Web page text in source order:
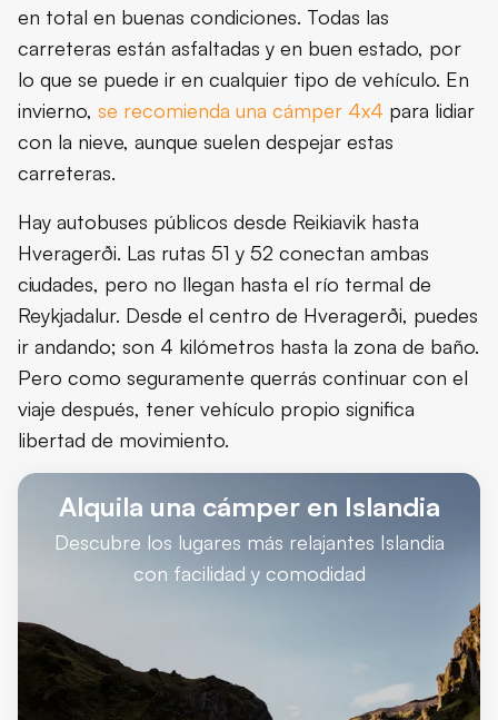
en total en buenas condiciones. Todas las
carreteras están asfaltadas y en buen estado, por
lo que se puede ir en cualquier tipo de vehículo. En
invierno, se recomienda una cámper 4x4 para lidiar
con la nieve, aunque suelen despejar estas
carreteras.
Hay autobuses públicos desde Reikiavik hasta
Hveragerði. Las rutas 51 y 52 conectan ambas
ciudades, pero no llegan hasta el río termal de
Reykjadalur. Desde el centro de Hveragerði, puedes
ir andando; son 4 kilómetros hasta la zona de baño.
Pero como seguramente querrás continuar con el
viaje después, tener vehículo propio significa
libertad de movimiento.
Alquila una cámper en Islandia
Descubre los lugares más relajantes Islandia
con facilidad y comodidad